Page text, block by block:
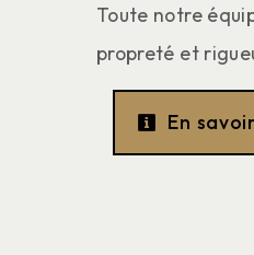
Toute notre
propreté et
En